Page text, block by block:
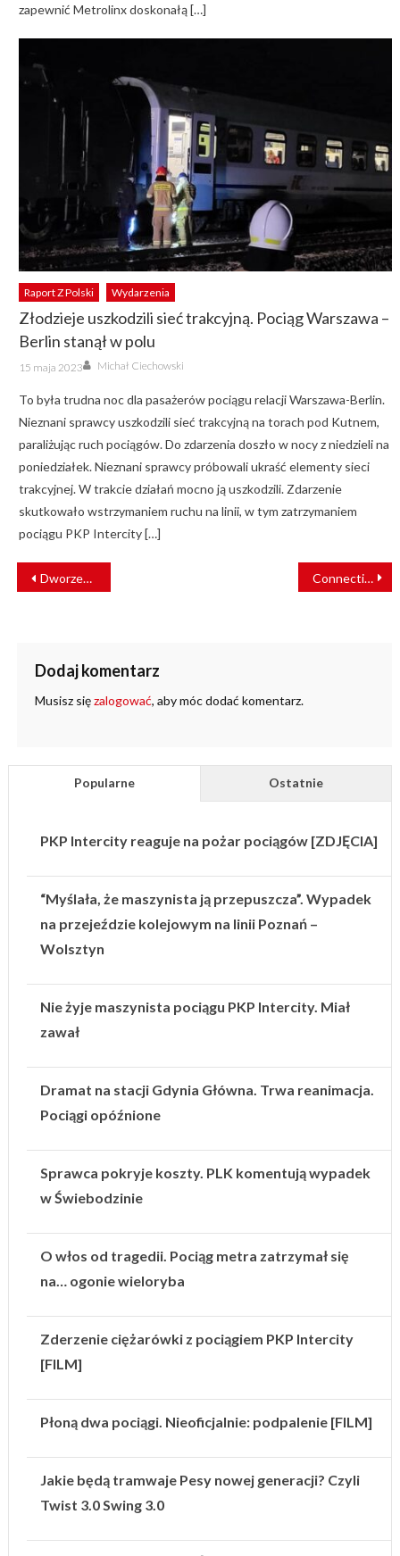
zapewnić Metrolinx doskonałą […]
Raport Z Polski Wydarzenia
Złodzieje uszkodzili sieć trakcyjną. Pociąg Warszawa –
Berlin stanął w polu
Posted
on
15 maja 2023 Author
Michał Ciechowski
To była trudna noc dla pasażerów pociągu relacji Warszawa-Berlin.
Nieznani sprawcy uszkodzili sieć trakcyjną na torach pod Kutnem,
paraliżując ruch pociągów. Do zdarzenia doszło w nocy z niedzieli na
poniedziałek. Nieznani sprawcy próbowali ukraść elementy sieci
trakcyjnej. W trakcie działań mocno ją uszkodzili. Zdarzenie
skutkowało wstrzymaniem ruchu na linii, w tym zatrzymaniem
pociągu PKP Intercity […]
NAWIGACJA
WPISU
Dworzec kolejowy w Białej Podlaskiej zyskał patrona Connecting Europe Express dojechał do Warszawy!
Dodaj komentarz
Musisz sięzalogować, aby móc dodać komentarz.
Popularne Ostatnie
PKP Intercity reaguje na pożar pociągów [ZDJĘCIA]
“Myślała, że maszynista ją przepuszcza”. Wypadek
na przejeździe kolejowym na linii Poznań –
Wolsztyn
Nie żyje maszynista pociągu PKP Intercity. Miał
zawał
Dramat na stacji Gdynia Główna. Trwa reanimacja.
Pociągi opóźnione
Sprawca pokryje koszty. PLK komentują wypadek
w Świebodzinie
O włos od tragedii. Pociąg metra zatrzymał się
na… ogonie wieloryba
Zderzenie ciężarówki z pociągiem PKP Intercity
[FILM]
Płoną dwa pociągi. Nieoficjalnie: podpalenie [FILM]
Jakie będą tramwaje Pesy nowej generacji? Czyli
Twist 3.0 Swing 3.0